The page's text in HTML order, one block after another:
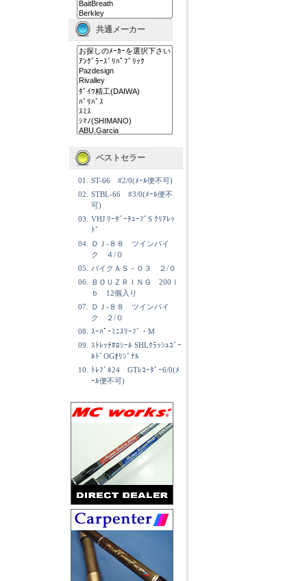
共通メーカー
ベストセラー
01.
ST-66 #2/0(ﾒｰﾙ便不可)
02.
STBL-66 #3/0(ﾒｰﾙ便不
可)
03.
VHJ ﾘｰﾀﾞｰﾁｭｰﾌﾞS ｸﾘｱﾚｯ
ﾄﾞ
04.
ＤＪ-８８ ツインパイ
ク ４/０
05.
パイクＡＳ－０３ ２/０
06.
ＢＯＵＺＲＩＮＧ 200ｌ
ｂ 12個入り
07.
ＤＪ-８８ ツインパイ
ク ２/０
08.
ｽｰﾊﾟｰﾐﾆｽﾘｰﾌﾞ・M
09.
ｽﾄﾚｯﾁﾎﾛｼｰﾙ SHLｸﾗｯｼｭｺﾞｰ
ﾙﾄﾞOGｵﾘｼﾞﾅﾙ
10.
ﾄﾚﾌﾞﾙ24 GTﾚｺｰﾀﾞｰ6/0(ﾒ
ｰﾙ便不可)